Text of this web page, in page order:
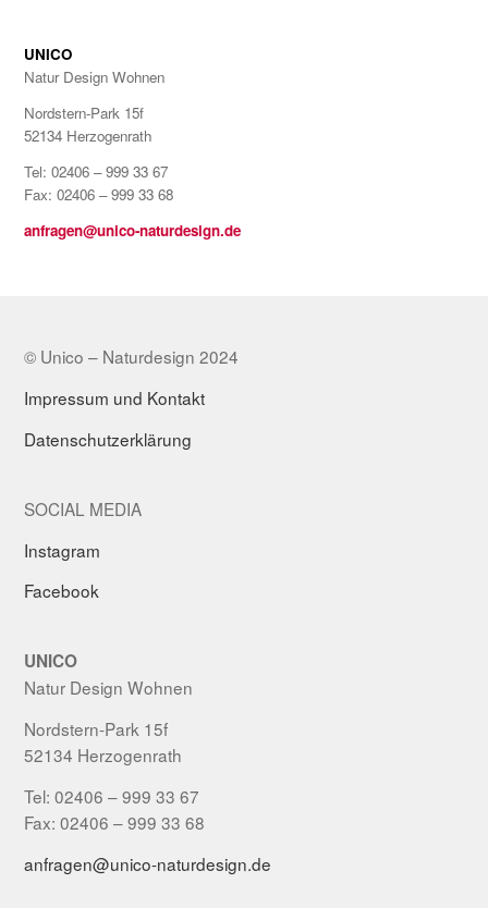
UNICO
Natur Design Wohnen
Nordstern-Park 15f
52134 Herzogenrath
Tel: 02406 – 999 33 67
Fax: 02406 – 999 33 68
anfragen@unico-naturdesign.de
© Unico – Naturdesign 2024
Impressum und Kontakt
Datenschutzerklärung
SOCIAL MEDIA
Instagram
Facebook
UNICO
Natur Design Wohnen
Nordstern-Park 15f
52134 Herzogenrath
Tel: 02406 – 999 33 67
Fax: 02406 – 999 33 68
anfragen@unico-naturdesign.de